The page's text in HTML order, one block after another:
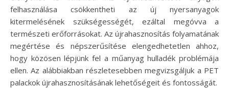
felhasználása csökkentheti az új nyersanyagok
kitermelésének szükségességét, ezáltal megóvva a
természeti erőforrásokat. Az újrahasznosítás folyamatának
megértése és népszerűsítése elengedhetetlen ahhoz,
hogy közösen lépjünk fel a műanyag hulladék problémája
ellen. Az alábbiakban részletesebben megvizsgáljuk a PET
palackok újrahasznosításának lehetőségeit és fontosságát.